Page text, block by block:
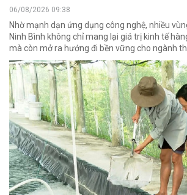
06/08/2026 09:38
Nhờ mạnh dạn ứng dụng công nghệ, nhiều
Ninh Bình không chỉ mang lại giá trị kinh tế
mà còn mở ra hướng đi bền vững cho ngành